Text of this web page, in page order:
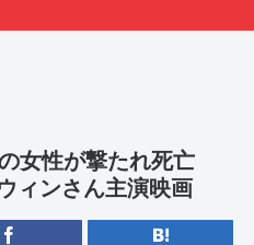
女性が撃たれ死亡
ィンさん主演映画